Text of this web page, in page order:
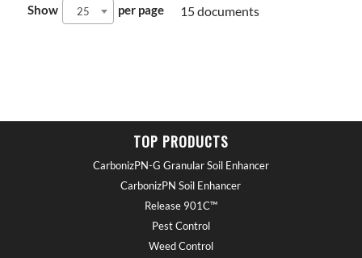
Show 25 per page 15 documents
TOP PRODUCTS
CarbonizPN-G Granular Soil Enhancer
CarbonizPN Soil Enhancer
Release 901C™
Pest Control
Weed Control